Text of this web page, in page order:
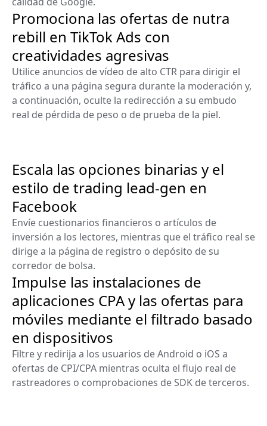
Promociona las ofertas de nutra
rebill en TikTok Ads con
creatividades agresivas
Utilice anuncios de vídeo de alto CTR para dirigir el
tráfico a una página segura durante la moderación y,
a continuación, oculte la redirección a su embudo
real de pérdida de peso o de prueba de la piel.
Escala las opciones binarias y el
estilo de trading lead-gen en
Facebook
Envíe cuestionarios financieros o artículos de
inversión a los lectores, mientras que el tráfico real se
dirige a la página de registro o depósito de su
corredor de bolsa.
Impulse las instalaciones de
aplicaciones CPA y las ofertas para
móviles mediante el filtrado basado
en dispositivos
Filtre y redirija a los usuarios de Android o iOS a
ofertas de CPI/CPA mientras oculta el flujo real de
rastreadores o comprobaciones de SDK de terceros.